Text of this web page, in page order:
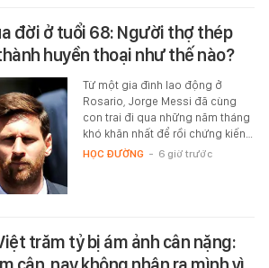
đời ở tuổi 68: Người thợ thép
huyền thoại như thế nào?
Từ một gia đình lao động ở
Rosario, Jorge Messi đã cùng
con trai đi qua những năm tháng
khó khăn nhất để rồi chứng kiến…
HỌC ĐƯỜNG - 6 giờ trước
trăm tỷ bị ám ảnh cân nặng: